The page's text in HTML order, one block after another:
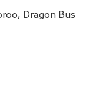
Dragon Bus